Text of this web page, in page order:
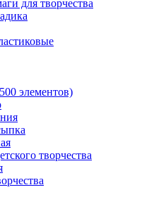
для творчества
элементов)
творчества